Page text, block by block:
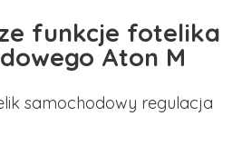
funkcje fotelika
Aton M